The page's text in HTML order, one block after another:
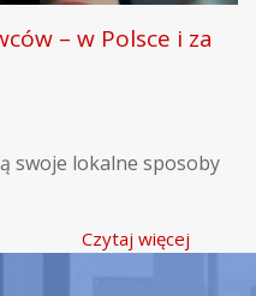
– w Polsce i za
swoje lokalne sposoby
Czytaj więcej